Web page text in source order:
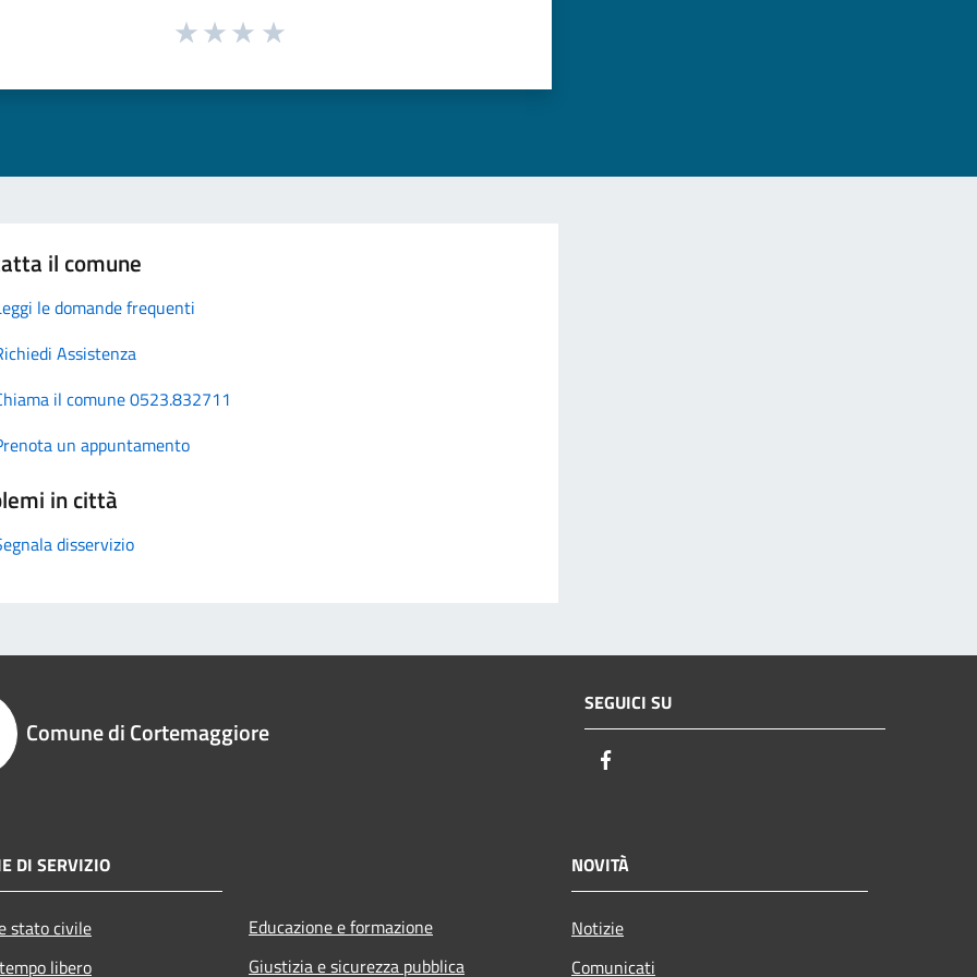
il comune
le domande frequenti
Assistenza
il comune 0523.832711
un appuntamento
in città
disservizio
Comune di Cortemaggiore
SEGUICI SU
DI SERVIZIO
stato civile
libero
Educazione e formazione
Giustizia e sicurezza pubblica
NOVITÀ
Notizie
Comunicati